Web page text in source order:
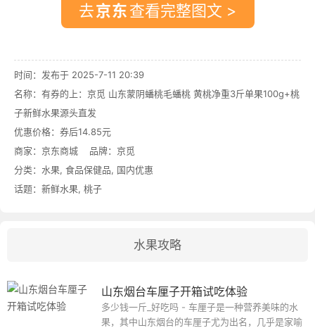
去 查看完整图文 >
时间：发布于 2025-7-11 20:39
名称： 有券的上：京觅 山东蒙阴蟠桃毛蟠桃 黄桃净重3斤单果100g+桃
子新鲜水果源头直发
优惠价格： 券后14.85元
商家： 京东商城 品牌： 京觅
分类： 水果, 食品保健品, 国内优惠
话题： 新鲜水果, 桃子
水果攻略
山东烟台车厘子开箱试吃体验
多少钱一斤_好吃吗 - 车厘子是一种营养美味的水
果，其中山东烟台的车厘子尤为出名，几乎是家喻